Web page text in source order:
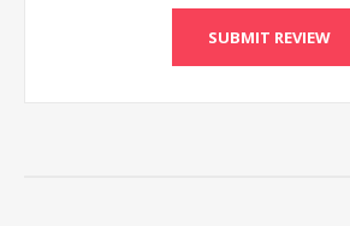
SUBMIT REVIEW